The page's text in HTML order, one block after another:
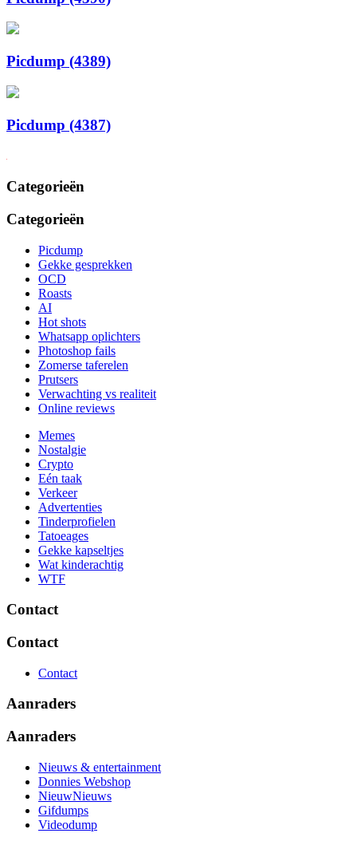
Picdump (4389)
Picdump (4387)
Categorieën
Categorieën
Picdump
Gekke gesprekken
OCD
Roasts
AI
Hot shots
Whatsapp oplichters
Photoshop fails
Zomerse taferelen
Prutsers
Verwachting vs realiteit
Online reviews
Memes
Nostalgie
Crypto
Eén taak
Verkeer
Advertenties
Tinderprofielen
Tatoeages
Gekke kapseltjes
Wat kinderachtig
WTF
Contact
Contact
Contact
Aanraders
Aanraders
Nieuws & entertainment
Donnies Webshop
NieuwNieuws
Gifdumps
Videodump